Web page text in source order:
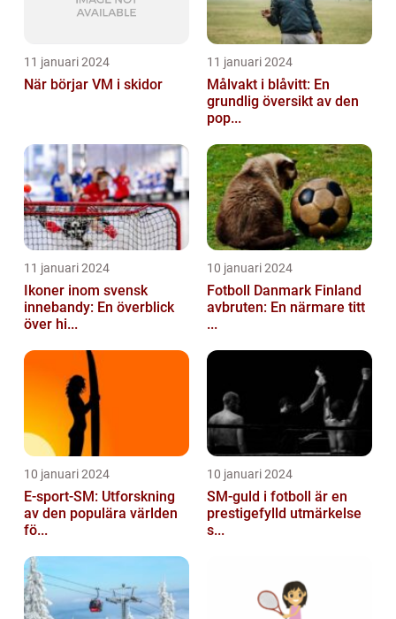
11 januari 2024
När börjar VM i skidor
11 januari 2024
Målvakt i blåvitt: En
grundlig översikt av den
pop...
11 januari 2024
Ikoner inom svensk
innebandy: En överblick
över hi...
10 januari 2024
Fotboll Danmark Finland
avbruten: En närmare titt
...
10 januari 2024
E-sport-SM: Utforskning
av den populära världen
fö...
10 januari 2024
SM-guld i fotboll är en
prestigefylld utmärkelse
s...